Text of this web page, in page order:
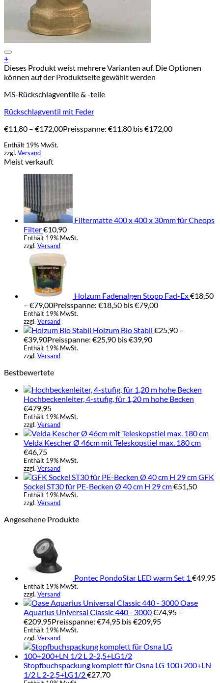
+
Dieses Produkt weist mehrere Varianten auf. Die Optionen
können auf der Produktseite gewählt werden
MS-Rückschlagventile & -teile
Rückschlagventil mit Feder
€11,80 – €172,00Preisspanne: €11,80 bis €172,00
Enthält 19% MwSt.
zzgl. Versand
Meist verkauft
Filtermatte 400 x 400 x 30mm für Cheops
Filter€10,90
Enthält 19% MwSt.
zzgl. Versand
Holzum Fadenalgen Stopp Fad-Ex€18,50
– €79,00Preisspanne: €18,50 bis €79,00
Enthält 19% MwSt.
zzgl. Versand
Holzum Bio Stabil €25,90 –
€39,90Preisspanne: €25,90 bis €39,90
Enthält 19% MwSt.
zzgl. Versand
Bestbewertete
Hochbeckenleiter, 4-stufig, für 1,20 m hohe Becken
€479,95
Enthält 19% MwSt.
zzgl. Versand
Velda Kescher Ø 46cm mit Teleskopstiel max. 180 cm
€46,75
Enthält 19% MwSt.
zzgl. Versand
GFK
Sockel ST30 für PE-Becken Ø 40 cm H 29 cm€51,50
Enthält 19% MwSt.
zzgl. Versand
Angesehene Produkte
Pontec PondoStar LED warm Set 1 €49,95
Enthält 19% MwSt.
zzgl. Versand
Oase
Aquarius Universal Classic 440 - 3000€74,95 –
€209,95Preisspanne: €74,95 bis €209,95
Enthält 19% MwSt.
zzgl. Versand
Stopfbuchspackung komplett für Osna LG 100+200+LN
1/2 L 2-2,5+LG1/2€27,70